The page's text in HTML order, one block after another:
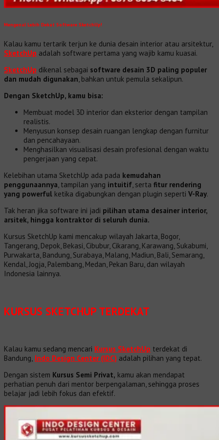
Mengenal Lebih Dekat Software SketchUp!
Kalau kamu tertarik terjun ke dunia desain interior atau arsitektur,
SketchUp adalah software pertama yang wajib kamu kuasai.
SketchUp dikenal sebagai software desain 3D paling populer
dan mudah digunakan, bahkan untuk pemula sekalipun.
Dengan SketchUp, kamu bisa:
Membuat model 3D interior dan eksterior dengan tampilan
realistis.
Menyusun konsep desain ruangan lengkap dengan furnitur
dan pencahayaan.
Menghasilkan visualisasi desain profesional dengan waktu
pengerjaan yang cepat.
Kelebihan utama SketchUp ada pada kemudahan
penggunaannya, tampilan yang intuitif, serta fitur rendering
yang powerful ketika digabungkan dengan plugin seperti V-Ray.
Tak heran jika software ini jadi pilihan utama desainer interior,
arsitek, hingga kontraktor di seluruh dunia.
Kursus SketchUp kami mencakup wilayah Jakarta, Bogor,
Tangerang, Depok, Bekasi, Cibubur, Cikarang, Karawang, Sukabumi,
Purwakarta, Bandung, Surabaya, Malang, Madiun, Bali, Semarang,
Kendal, Jogja, Palembang, Medan, Pekan Baru, dan wilayah
Indonesia lainnya.
KURSUS SKETCHUP TERDEKAT
Kalau kamu sedang mencari Kursus SketchUp terdekat di
Bandung, Indo Design Center (IDC) adalah pilihan yang tepat.
Dengan sistem Kursus Semi Privat, kamu akan mendapat
perhatian penuh dari mentor berpengalaman, sehingga proses
belajar jadi lebih fokus dan efektif.